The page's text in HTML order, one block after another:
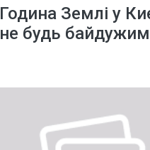
Година Землі у
не будь